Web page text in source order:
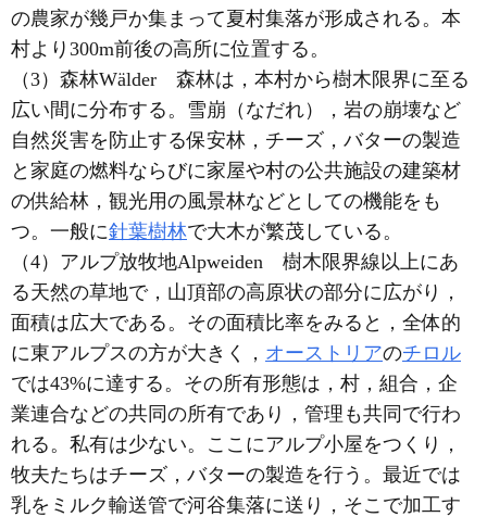
の農家が幾戸か集まって夏村集落が形成される。本
村より300m前後の高所に位置する。
（3）森林Wälder 森林は，本村から樹木限界に至る
広い間に分布する。雪崩（なだれ），岩の崩壊など
自然災害を防止する保安林，チーズ，バターの製造
と家庭の燃料ならびに家屋や村の公共施設の建築材
の供給林，観光用の風景林などとしての機能をも
つ。一般に針葉樹林で大木が繁茂している。
（4）アルプ放牧地Alpweiden 樹木限界線以上にあ
る天然の草地で，山頂部の高原状の部分に広がり，
面積は広大である。その面積比率をみると，全体的
に東アルプスの方が大きく， オーストリアのチロル
では43%に達する。その所有形態は，村，組合，企
業連合などの共同の所有であり，管理も共同で行わ
れる。私有は少ない。ここにアルプ小屋をつくり，
牧夫たちはチーズ，バターの製造を行う。最近では
乳をミルク輸送管で河谷集落に送り，そこで加工す